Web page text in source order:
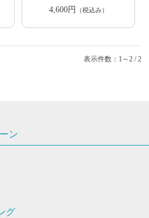
4,600円
（税込み）
表示件数：1～2 / 2
ン
グ